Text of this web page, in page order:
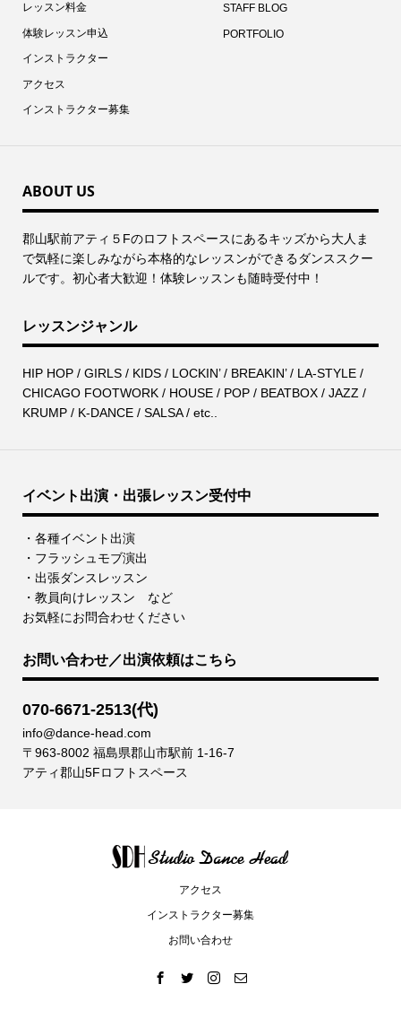
レッスン料金
体験レッスン申込
インストラクター
アクセス
インストラクター募集
STAFF BLOG
PORTFOLIO
ABOUT US
郡⼭駅前アティ５Fのロフトスペースにあるキッズから⼤⼈ま
で気軽に楽しみながら本格的なレッスンができるダンススクー
ルです。初心者大歓迎！体験レッスンも随時受付中！
レッスンジャンル
HIP HOP / GIRLS / KIDS / LOCKIN’ / BREAKIN’ / LA-STYLE /
CHICAGO FOOTWORK / HOUSE / POP / BEATBOX / JAZZ /
KRUMP / K-DANCE / SALSA / etc..
イベント出演・出張レッスン受付中
・各種イベント出演
・フラッシュモブ演出
・出張ダンスレッスン
・教員向けレッスン など
お気軽にお問合わせください
お問い合わせ／出演依頼はこちら
070-6671-2513(代)
info@dance-head.com
〒963-8002 福島県郡山市駅前 1-16-7
アティ郡山5Fロフトスペース
アクセス
インストラクター募集
お問い合わせ